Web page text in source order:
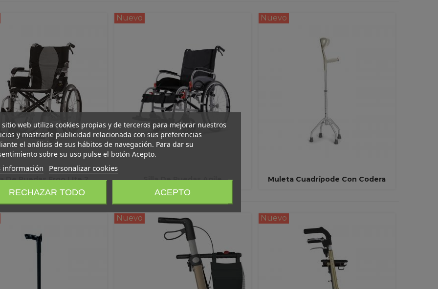
Ver Más
De Ruedas Ergo LIte 2
Nuevo
Ver Más
Silla De Ruedas Agile
Nuevo
Ver Más
Muleta Cuadrípode Con Codera
Nuevo Nuevo
sitio web utiliza cookies propias y de terceros para mejorar nuestros
y mostrarle publicidad relacionada con sus preferencias
el análisis de sus hábitos de navegación. Para dar su
sobre su uso pulse el botón Acepto.
información Personalizar cookies
RECHAZAR TODO ACEPTO